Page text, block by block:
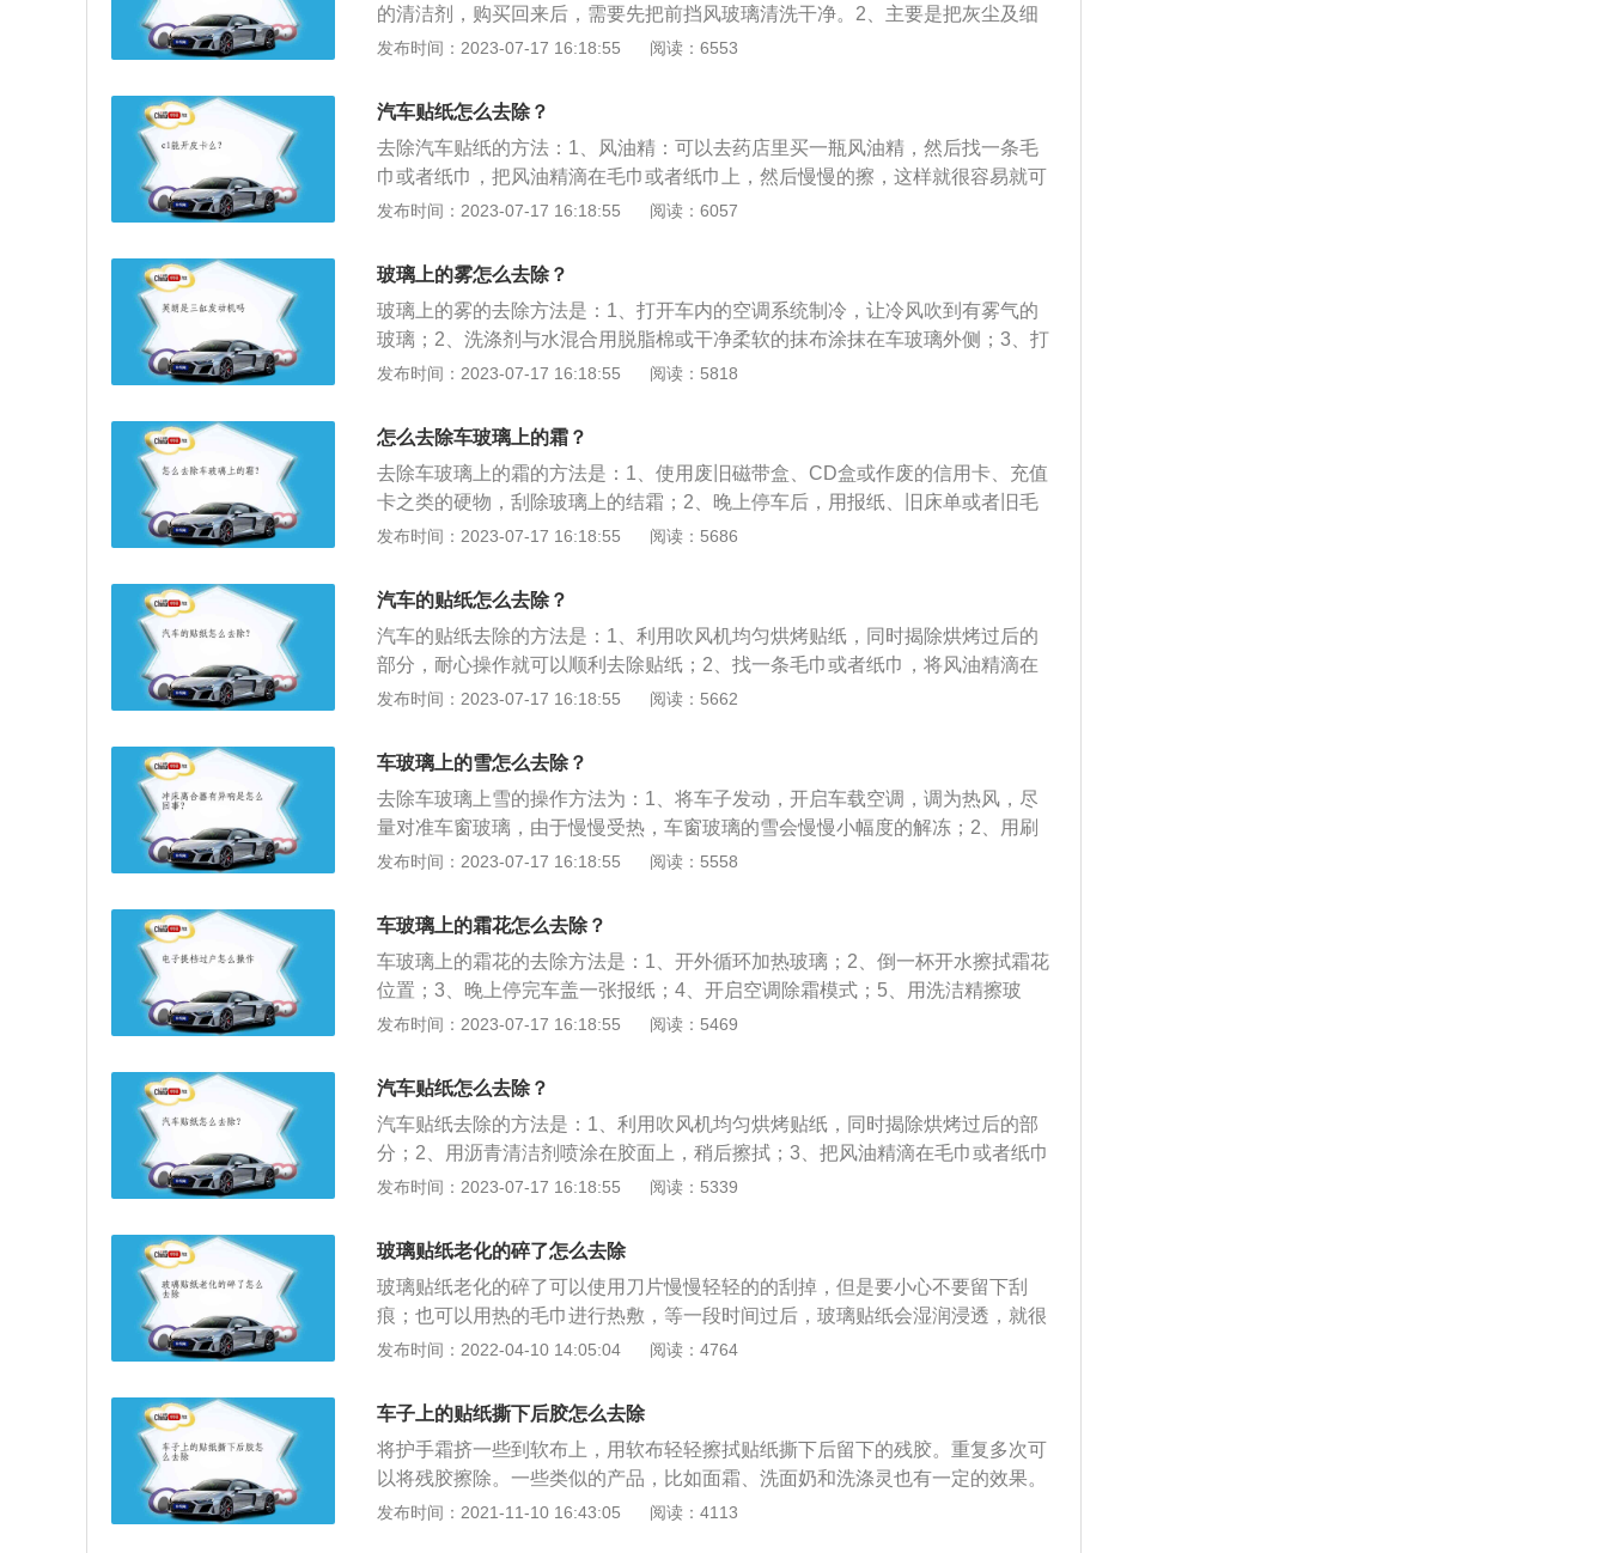
的清洁剂，购买回来后，需要先把前挡风玻璃清洗干净。2、主要是把灰尘及细
小的颗粒物品去除，再放一些清水在挡风玻璃上，使用去除油膜的清洁剂和干净
清水清洗干净泡沫，擦干挡风玻璃就可以去除油性及油雾。4、到汽车美容店进
行专业的清洗即可。
发布时间：2023-07-17 16:18:55 阅读：6553
汽车贴纸怎么去除？
去除汽车贴纸的方法：1、风油精：可以去药店里买一瓶风油精，然后找一条毛
巾或者纸巾，把风油精滴在毛巾或者纸巾上，然后慢慢的擦，这样就很容易就可
以擦掉贴纸，而且也不会伤到汽车的挡风玻璃。2、牙膏：要是挡风玻璃上贴有
慢慢的刮掉残留的胶就可。切记刮的时候千万不能用刀片或者比较锋利的东西去
刮，否则会把挡风玻璃刮花。3、酒精：找一条毛巾倒点酒精，轻轻松松就可以
把难以撕掉的年检贴给擦掉。但是要注意的是，不能直接喷在挡风玻璃上，否则
会损坏车膜。4、吹风筒：可以拿家里的吹风机加热吹一下，会比较容易把贴纸
擦掉。5、清洁剂：家里有洗洁精或者肥皂，都可以用来清洗贴纸，而且还不伤
发布时间：2023-07-17 16:18:55 阅读：6057
玻璃上的雾怎么去除？
玻璃上的雾的去除方法是：1、打开车内的空调系统制冷，让冷风吹到有雾气的
玻璃；2、洗涤剂与水混合用脱脂棉或干净柔软的抹布涂抹在车玻璃外侧；3、打
开天窗或玻璃，让室内空气进行对流；4、安装车窗加热除雾功能。汽车玻璃有
作用是：1、遮风挡雨，隔音降噪；2、降低风阻和导流；3、保护车上人员人身
安全。
发布时间：2023-07-17 16:18:55 阅读：5818
怎么去除车玻璃上的霜？
去除车玻璃上的霜的方法是：1、使用废旧磁带盒、CD盒或作废的信用卡、充值
卡之类的硬物，刮除玻璃上的结霜；2、晚上停车后，用报纸、旧床单或者旧毛
巾把前后风挡玻璃覆盖住，早上把覆盖物揭去，避免风挡玻璃上有结霜现象；
辆发动机，将空调温度调到最高，打开前挡风玻璃除霜，后视镜加热功能，后挡
风玻璃加热功能。
发布时间：2023-07-17 16:18:55 阅读：5686
汽车的贴纸怎么去除？
汽车的贴纸去除的方法是：1、利用吹风机均匀烘烤贴纸，同时揭除烘烤过后的
部分，耐心操作就可以顺利去除贴纸；2、找一条毛巾或者纸巾，将风油精滴在
毛巾或者纸巾上，慢慢擦拭即可，不会有伤车情况；3、在贴纸的地方涂上牙
精，反复擦几下就可以去除；5、将沥青清洁剂喷在有贴纸的地方，用毛巾擦
试，再用清水清洗一下即可。
发布时间：2023-07-17 16:18:55 阅读：5662
车玻璃上的雪怎么去除？
去除车玻璃上雪的操作方法为：1、将车子发动，开启车载空调，调为热风，尽
量对准车窗玻璃，由于慢慢受热，车窗玻璃的雪会慢慢小幅度的解冻；2、用刷
子或毛巾把雪清除，如果出现结冰，残留的冰渣用专用的冰雪铲或者塑料刮片刮
的打开雨刮器，在天气寒冷时会对雨刮器造成损害；2、用热水去浇，这样会因
为热胀冷缩的原因，很大几率使车窗玻璃爆裂。
发布时间：2023-07-17 16:18:55 阅读：5558
车玻璃上的霜花怎么去除？
车玻璃上的霜花的去除方法是：1、开外循环加热玻璃；2、倒一杯开水擦拭霜花
位置；3、晚上停完车盖一张报纸；4、开启空调除霜模式；5、用洗洁精擦玻
璃；6、晚上停车前去除车内热气。车玻璃的作用：1、遮风挡雨，隔音降噪；
用专用或合适的雨刮片，并及时更换；2、保持前挡清洁；3、使用汽车专用的玻
璃水。
发布时间：2023-07-17 16:18:55 阅读：5469
汽车贴纸怎么去除？
汽车贴纸去除的方法是：1、利用吹风机均匀烘烤贴纸，同时揭除烘烤过后的部
分；2、用沥青清洁剂喷涂在胶面上，稍后擦拭；3、把风油精滴在毛巾或者纸巾
上，然后慢慢擦即可；4、用一点牙膏，在贴纸的地方慢慢的反复擦一会，然后
纸、改装贴纸和个性贴纸三类，汽车贴纸需要户外使用，要求能够防晒、防雨，
所以，通常使用的材料是PVC或者PET。
发布时间：2023-07-17 16:18:55 阅读：5339
玻璃贴纸老化的碎了怎么去除
玻璃贴纸老化的碎了可以使用刀片慢慢轻轻的的刮掉，但是要小心不要留下刮
痕；也可以用热的毛巾进行热敷，等一段时间过后，玻璃贴纸会湿润浸透，就很
容易去除了。还有一种方法就是用双氧水进行去除，双氧水具有软化粘胶的作
纸即可。为了防止以后出现这种难清理的情况，车主可以购买静电贴提前粘在玻
璃上，然后再将玻璃纸贴在静电贴上，以后直接揭掉静电贴就可以了。
发布时间：2022-04-10 14:05:04 阅读：4764
车子上的贴纸撕下后胶怎么去除
将护手霜挤一些到软布上，用软布轻轻擦拭贴纸撕下后留下的残胶。重复多次可
以将残胶擦除。一些类似的产品，比如面霜、洗面奶和洗涤灵也有一定的效果。
护手霜一般家庭都会有，比较容易获得。因为护手霜中含有大量的水，而水中又
发布时间：2021-11-10 16:43:05 阅读：4113